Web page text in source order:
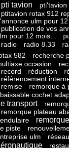
pti tavion
pti'tavion
ptitavion rotax 912
ulm pour
publication de vos
pour 12 mois...
radio
radio 8.33
582
recherche
occasion
record
réduction
référencement
remise
remorque à
cochet
transport
remorque plateau
piste
ulm
réseau